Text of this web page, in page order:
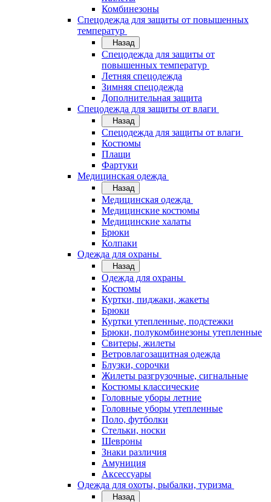
Комбинезоны
Спецодежда для защиты от повышенных
температур
Назад
Спецодежда для защиты от
повышенных температур
Летняя спецодежда
Зимняя спецодежда
Дополнительная защита
Спецодежда для защиты от влаги
Назад
Спецодежда для защиты от влаги
Костюмы
Плащи
Фартуки
Медицинская одежда
Назад
Медицинская одежда
Медицинские костюмы
Медицинские халаты
Брюки
Колпаки
Одежда для охраны
Назад
Одежда для охраны
Костюмы
Куртки, пиджаки, жакеты
Брюки
Куртки утепленные, подстежки
Брюки, полукомбинезоны утепленные
Свитеры, жилеты
Ветровлагозащитная одежда
Блузки, сорочки
Жилеты разгрузочные, сигнальные
Костюмы классические
Головные уборы летние
Головные уборы утепленные
Поло, футболки
Стельки, носки
Шевроны
Знаки различия
Амуниция
Аксессуары
Одежда для охоты, рыбалки, туризма
Назад